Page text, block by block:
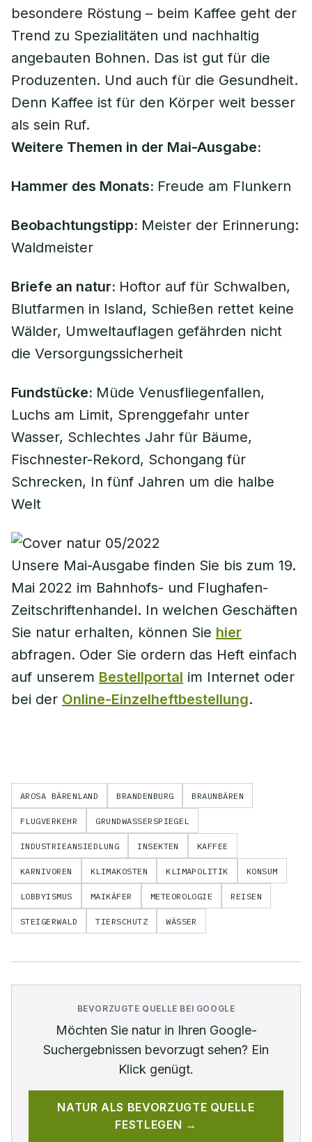
besondere Röstung – beim Kaffee geht der
Trend zu Spezialitäten und nachhaltig
angebauten Bohnen. Das ist gut für die
Produzenten. Und auch für die Gesundheit.
Denn Kaffee ist für den Körper weit besser
als sein Ruf.
Weitere Themen in der Mai-Ausgabe:
Hammer des Monats: Freude am Flunkern
Beobachtungstipp: Meister der Erinnerung:
Waldmeister
Briefe an natur: Hoftor auf für Schwalben,
Blutfarmen in Island, Schießen rettet keine
Wälder, Umweltauflagen gefährden nicht
die Versorgungssicherheit
Fundstücke: Müde Venusfliegenfallen,
Luchs am Limit, Sprenggefahr unter
Wasser, Schlechtes Jahr für Bäume,
Fischnester-Rekord, Schongang für
Schrecken, In fünf Jahren um die halbe
Welt
Unsere Mai-Ausgabe finden Sie bis zum 19.
Mai 2022 im Bahnhofs- und Flughafen-
Zeitschriftenhandel. In welchen Geschäften
Sie natur erhalten, können Sie hier
abfragen. Oder Sie ordern das Heft einfach
auf unserem Bestellportal im Internet oder
bei der Online-Einzelheftbestellung.
AROSA BÄRENLAND BRANDENBURG BRAUNBÄREN
FLUGVERKEHR GRUNDWASSERSPIEGEL
INDUSTRIEANSIEDLUNG INSEKTEN KAFFEE
KARNIVOREN KLIMAKOSTEN KLIMAPOLITIK KONSUM
LOBBYISMUS MAIKÄFER METEOROLOGIE REISEN
STEIGERWALD TIERSCHUTZ WÄSSER
BEVORZUGTE QUELLE BEI GOOGLE
Möchten Sie naturin Ihren Google-
Suchergebnissen bevorzugt sehen? Ein
Klick genügt.
NATUR ALS BEVORZUGTE QUELLE
FESTLEGEN →